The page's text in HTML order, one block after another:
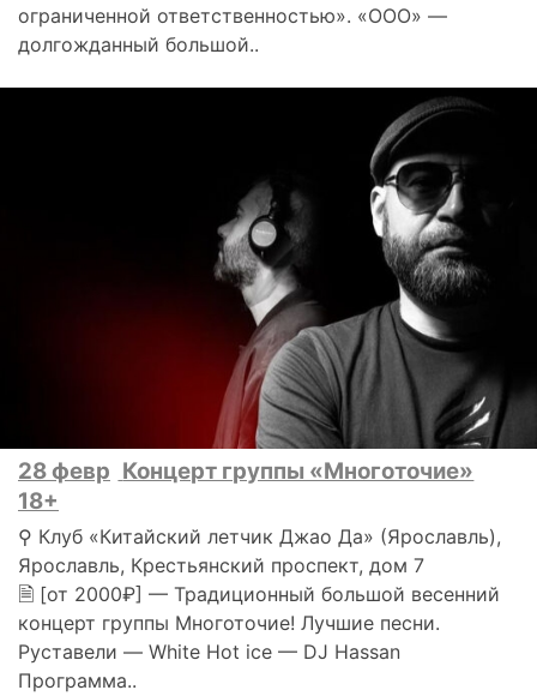
ограниченной ответственностью». «ООО» —
долгожданный большой..
28 февр Концерт группы «Многоточие»
18+
⚲ Клуб «Китайский летчик Джао Да» (Ярославль),
Ярославль, Крестьянский проспект, дом 7
🗎 [от 2000₽] — Традиционный большой весенний
концерт группы Многоточие! Лучшие песни.
Руставели — White Hot ice — DJ Hassan
Программа..